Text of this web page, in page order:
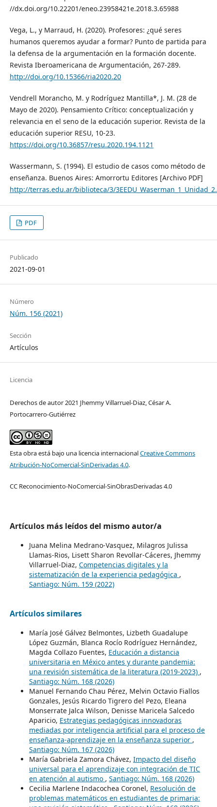
//dx.doi.org/10.22201/eneo.23958421e.2018.3.65988
Vega, L., y Marraud, H. (2020). Profesores: ¿qué seres
humanos queremos ayudar a formar? Punto de partida para
la defensa de la argumentación en la formación docente.
Revista Iberoamericana de Argumentación, 267-289.
http://doi.org/10.15366/ria2020.20
Vendrell Morancho, M. y Rodríguez Mantilla*, J. M. (28 de
Mayo de 2020). Pensamiento Crítico: conceptualización y
relevancia en el seno de la educación superior. Revista de la
educación superior RESU, 10-23.
https://doi.org/10.36857/resu.2020.194.1121
Wassermann, S. (1994). El estudio de casos como método de
enseñanza. Buenos Aires: Amorrortu Editores [Archivo PDF]
http://terras.edu.ar/biblioteca/3/
PDF
Publicado
2021-09-01
Número
Núm. 156 (2021)
Sección
Artículos
Licencia
Derechos de autor 2021 Jhemmy Villarruel-Diaz, César A.
Portocarrero-Gutiérrez
Esta obra está bajo una licencia internacionalCreative Commons
Atribución-NoComercial-SinDerivadas 4.0.
CC Reconocimiento-NoComercial-SinObrasDerivadas 4.0
Artículos más leídos del mismo autor/a
Juana Melina Medrano-Vasquez, Milagros Julissa
Llamas-Rios, Lisett Sharon Revollar-Cáceres, Jhemmy
Villarruel-Diaz, Competencias digitales y la
sistematización de la experiencia pedagógica ,
Santiago: Núm. 159 (2022)
Artículos similares
María José Gálvez Belmontes, Lizbeth Guadalupe
López Guzmán, Blanca Rocío Rodríguez Hernández,
Magda Collazo Fuentes, Educación a distancia
universitaria en México antes y durante pandemia:
una revisión sistemática de la literatura (2019-2023) ,
Santiago: Núm. 168 (2026)
Manuel Fernando Chau Pérez, Melvin Octavio Fiallos
Gonzales, Jesús Ricardo Tigrero del Pezo, Eleana
Monserrate Jalca Wilson, Denisse Maricela Salcedo
Aparicio, Estrategias pedagógicas innovadoras
mediadas por inteligencia artificial para el proceso de
enseñanza-aprendizaje en la enseñanza superior ,
Santiago: Núm. 167 (2026)
María Gabriela Zamora Chávez, Impacto del diseño
universal para el aprendizaje con integración de TIC
en atención al autismo , Santiago: Núm. 168 (2026)
Cecilia Marlene Indacochea Coronel, Resolución de
problemas matemáticos en estudiantes de primaria: